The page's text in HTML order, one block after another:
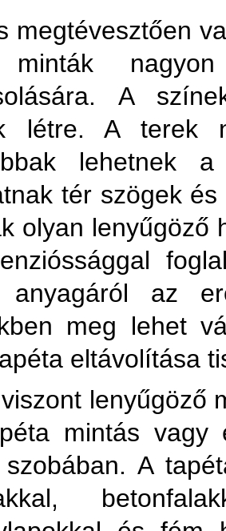
megtévesztően
minták
A
létre. A terek
lehetnek
tér szögek
olyan lenyűgöző
anyagáról az
meg lehet
eltávolítása
lenyűgöző
mintás vagy
A